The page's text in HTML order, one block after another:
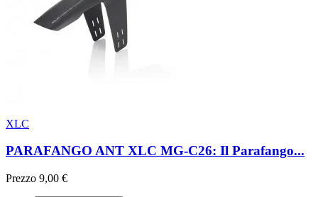
XLC
PARAFANGO ANT XLC MG-C26: Il Parafango...
Prezzo 9,00 €